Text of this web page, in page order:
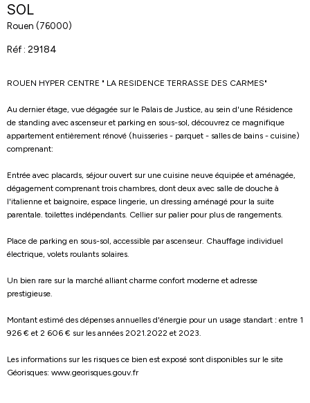
SOL
Rouen (76000)
Réf : 29184
ROUEN HYPER CENTRE " LA RESIDENCE TERRASSE DES CARMES"
Au dernier étage, vue dégagée sur le Palais de Justice, au sein d'une Résidence
de standing avec ascenseur et parking en sous-sol, découvrez ce magnifique
appartement entièrement rénové (huisseries - parquet - salles de bains - cuisine)
comprenant:
Entrée avec placards, séjour ouvert sur une cuisine neuve équipée et aménagée,
dégagement comprenant trois chambres, dont deux avec salle de douche à
l'italienne et baignoire, espace lingerie, un dressing aménagé pour la suite
parentale. toilettes indépendants. Cellier sur palier pour plus de rangements.
Place de parking en sous-sol, accessible par ascenseur. Chauffage individuel
électrique, volets roulants solaires.
Un bien rare sur la marché alliant charme confort moderne et adresse
prestigieuse.
Montant estimé des dépenses annuelles d'énergie pour un usage standart : entre 1
926 € et 2 606 € sur les années 2021.2022 et 2023.
Les informations sur les risques ce bien est exposé sont disponibles sur le site
Géorisques: www.georisques.gouv.fr